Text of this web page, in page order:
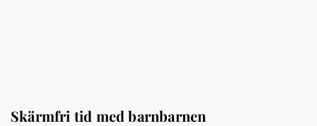
Skärmfri tid med barnbarnen